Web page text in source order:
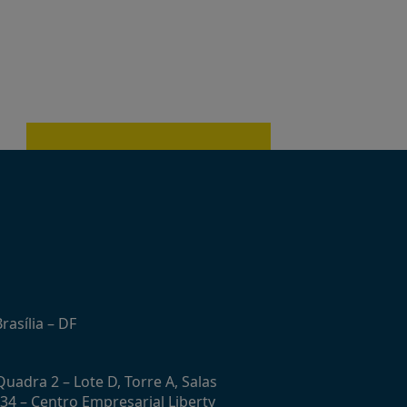
– DF
2 – Lote D, Torre A, Salas
– Centro Empresarial Liberty